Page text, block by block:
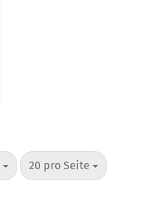
20 pro Seite
pro Seite